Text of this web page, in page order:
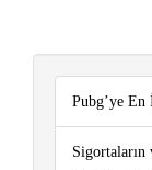
Pubg’ye
Sigortaların